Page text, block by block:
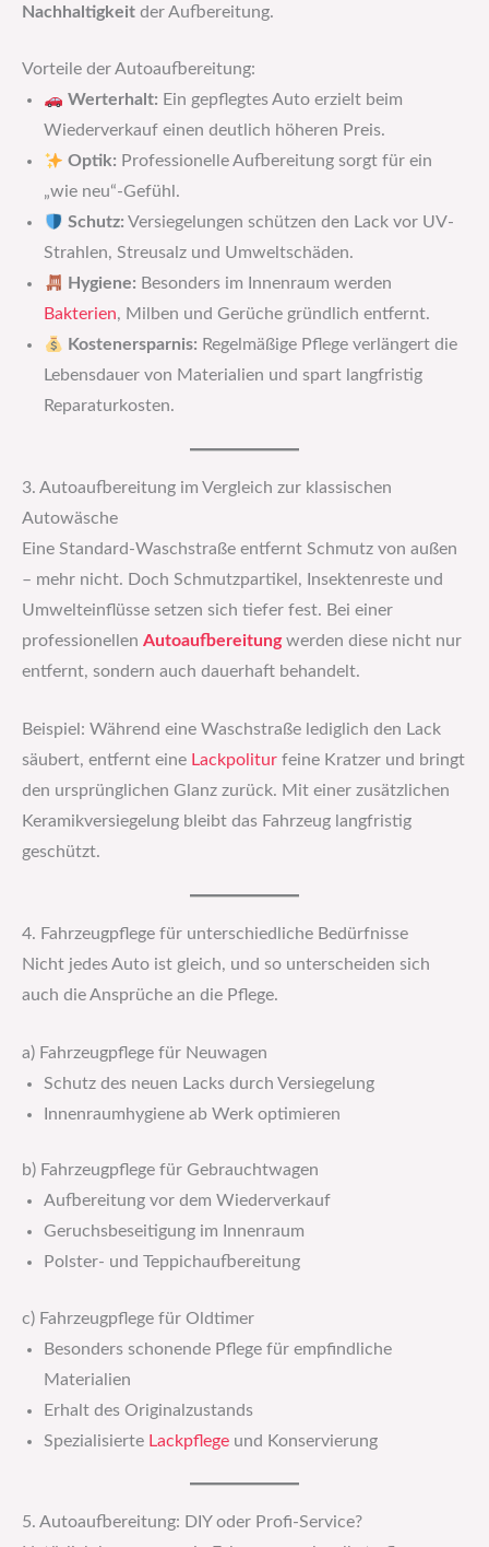
Nachhaltigkeit der Aufbereitung.
Vorteile der Autoaufbereitung:
Werterhalt: Ein gepflegtes Auto erzielt beim
Wiederverkauf einen deutlich höheren Preis.
Optik: Professionelle Aufbereitung sorgt für ein
„wie neu“-Gefühl.
Schutz: Versiegelungen schützen den Lack vor UV-
Strahlen, Streusalz und Umweltschäden.
Hygiene: Besonders im Innenraum werden
Bakterien, Milben und Gerüche gründlich entfernt.
Kostenersparnis: Regelmäßige Pflege verlängert die
Lebensdauer von Materialien und spart langfristig
Reparaturkosten.
3. Autoaufbereitung im Vergleich zur klassischen
Autowäsche
Eine Standard-Waschstraße entfernt Schmutz von außen
– mehr nicht. Doch Schmutzpartikel, Insektenreste und
Umwelteinflüsse setzen sich tiefer fest. Bei einer
professionellen Autoaufbereitungwerden diese nicht nur
entfernt, sondern auch dauerhaft behandelt.
Beispiel: Während eine Waschstraße lediglich den Lack
säubert, entfernt eine Lackpolitur feine Kratzer und bringt
den ursprünglichen Glanz zurück. Mit einer zusätzlichen
Keramikversiegelung bleibt das Fahrzeug langfristig
geschützt.
4. Fahrzeugpflege für unterschiedliche Bedürfnisse
Nicht jedes Auto ist gleich, und so unterscheiden sich
auch die Ansprüche an die Pflege.
a) Fahrzeugpflege für Neuwagen
Schutz des neuen Lacks durch Versiegelung
Innenraumhygiene ab Werk optimieren
b) Fahrzeugpflege für Gebrauchtwagen
Aufbereitung vor dem Wiederverkauf
Geruchsbeseitigung im Innenraum
Polster- und Teppichaufbereitung
c) Fahrzeugpflege für Oldtimer
Besonders schonende Pflege für empfindliche
Materialien
Erhalt des Originalzustands
Spezialisierte Lackpflege und Konservierung
5. Autoaufbereitung: DIY oder Profi-Service?